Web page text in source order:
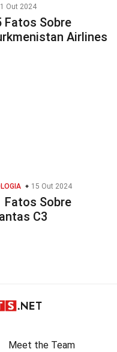
Out 2024
Fatos Sobre
Airlines
15 Out 2024
Fatos Sobre
C3
Meet the Team